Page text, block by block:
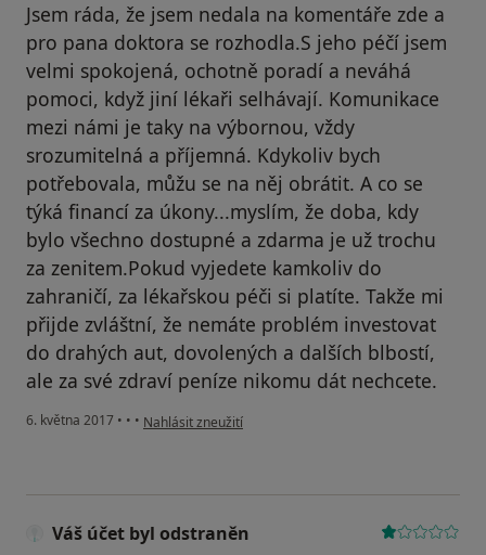
Jsem ráda, že jsem nedala na komentáře zde a
pro pana doktora se rozhodla.S jeho péčí jsem
velmi spokojená, ochotně poradí a neváhá
pomoci, když jiní lékaři selhávají. Komunikace
mezi námi je taky na výbornou, vždy
srozumitelná a příjemná. Kdykoliv bych
potřebovala, můžu se na něj obrátit. A co se
týká financí za úkony...myslím, že doba, kdy
bylo všechno dostupné a zdarma je už trochu
za zenitem.Pokud vyjedete kamkoliv do
zahraničí, za lékařskou péči si platíte. Takže mi
přijde zvláštní, že nemáte problém investovat
do drahých aut, dovolených a dalších blbostí,
ale za své zdraví peníze nikomu dát nechcete.
6. května 2017 • • • podle názoru uživatele Váš účet byl odstraněn
Nahlásit zneužití
Váš účet byl odstraněn